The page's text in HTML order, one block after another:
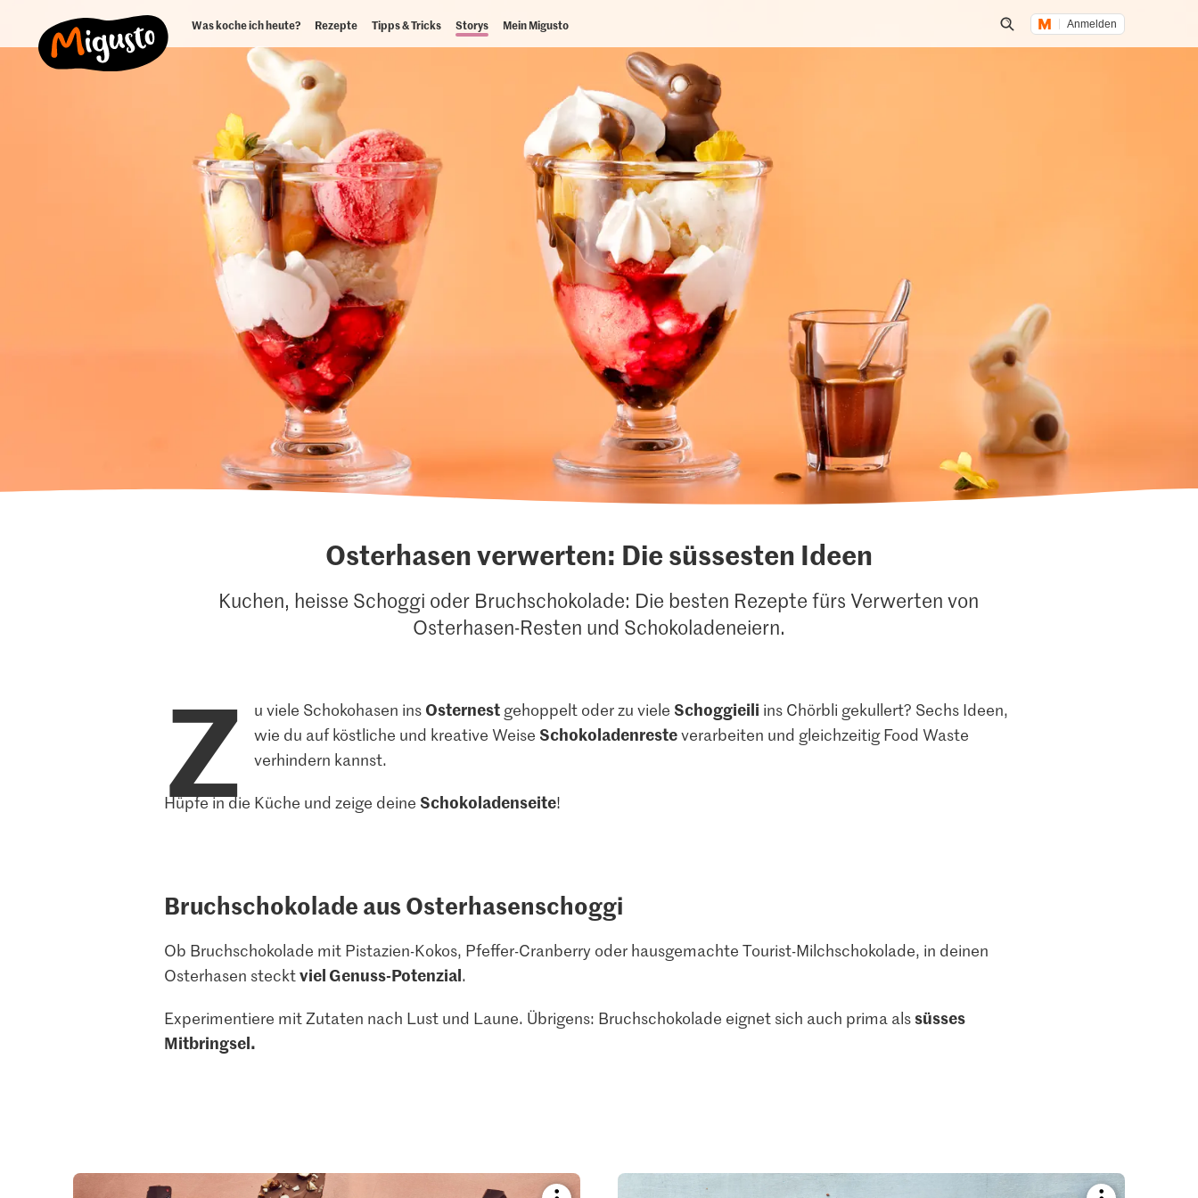
Was koche ich heute? Rezepte Tipps & Tricks Storys Mein Migusto
Suche öffnen
Anmelden
Osterhasen verwerten: Die süssesten Ideen
Kuchen, heisse Schoggi oder Bruchschokolade: Die besten Rezepte fürs Verwerten von
Osterhasen-Resten und Schokoladeneiern.
Z u viele Schokohasen ins Osternestgehoppelt oder zu viele Schoggieili ins Chörbli gekullert? Sechs Ideen,
wie du auf köstliche und kreative Weise Schokoladenresteverarbeiten und gleichzeitig Food Waste
verhindern kannst.
Hüpfe in die Küche und zeige deine Schokoladenseite!
Bruchschokolade aus Osterhasenschoggi
Ob Bruchschokolade mit Pistazien-Kokos, Pfeffer-Cranberry oder hausgemachte Tourist-Milchschokolade, in deinen
Osterhasen stecktviel Genuss-Potenzial.
Experimentiere mit Zutaten nach Lust und Laune. Übrigens: Bruchschokolade eignet sich auch prima als süsses
Mitbringsel.